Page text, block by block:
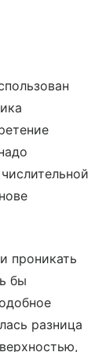
проникать
бы
разница